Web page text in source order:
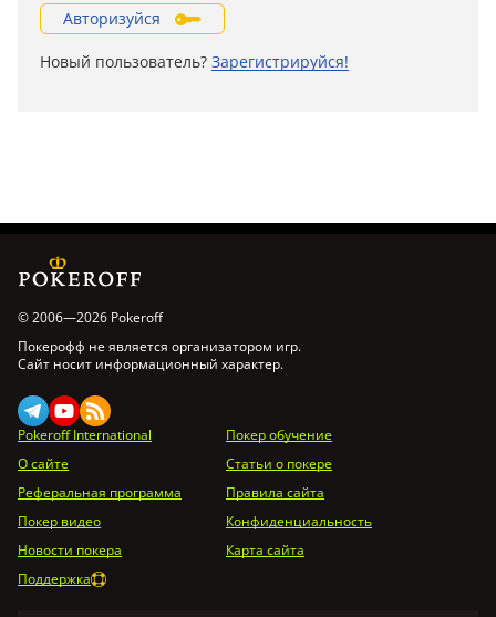
Авторизуйся
Новый пользователь? Зарегистрируйся!
© 2006—2026 Pokeroff
Покерофф не является организатором игр.
Сайт носит информационный характер.
Pokeroff International
Покер обучение
О сайте
Статьи о покере
Реферальная программа
Правила сайта
Покер видео
Конфиденциальность
Новости покера
Карта сайта
Поддержка